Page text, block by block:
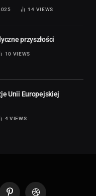
14 VIEWS
przyszłości
10 VIEWS
Unii Europejskiej
4 VIEWS